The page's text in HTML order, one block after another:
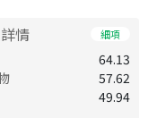
情 細項
64.13
57.62
49.94